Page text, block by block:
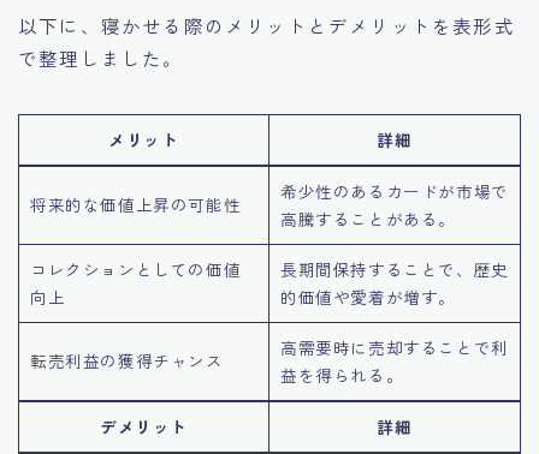
以下に、寝かせる際のメリットとデメリットを表形式
で整理しました。
メリット 詳細
将来的な価値上昇の可能性
希少性のあるカードが市場で
高騰することがある。
コレクションとしての価値
向上
長期間保持することで、歴史
的価値や愛着が増す。
転売利益の獲得チャンス
高需要時に売却することで利
益を得られる。
デメリット 詳細